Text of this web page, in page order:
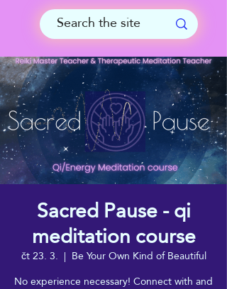
Sacred Pause - qi
meditation course
čt 23. 3.
  |
Be Your Own Kind of Beautiful
No experience necessary! Connect with and